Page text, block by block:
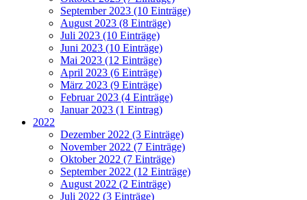
September 2023 (10 Einträge)
August 2023 (8 Einträge)
Juli 2023 (10 Einträge)
Juni 2023 (10 Einträge)
Mai 2023 (12 Einträge)
April 2023 (6 Einträge)
März 2023 (9 Einträge)
Februar 2023 (4 Einträge)
Januar 2023 (1 Eintrag)
2022
Dezember 2022 (3 Einträge)
November 2022 (7 Einträge)
Oktober 2022 (7 Einträge)
September 2022 (12 Einträge)
August 2022 (2 Einträge)
Juli 2022 (3 Einträge)